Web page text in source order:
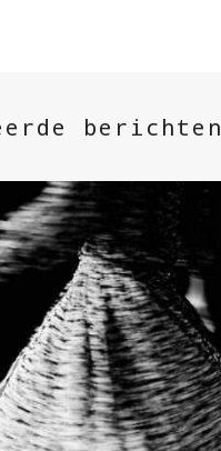
berichten